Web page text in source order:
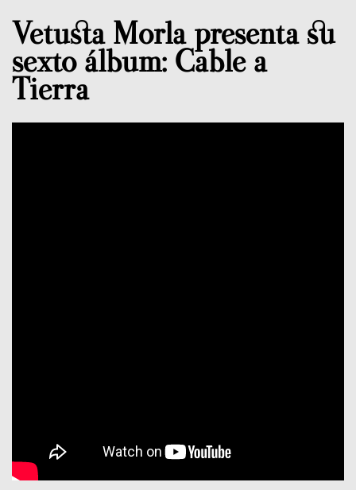
Vetusta Morla presenta su
sexto álbum: Cable a
Tierra